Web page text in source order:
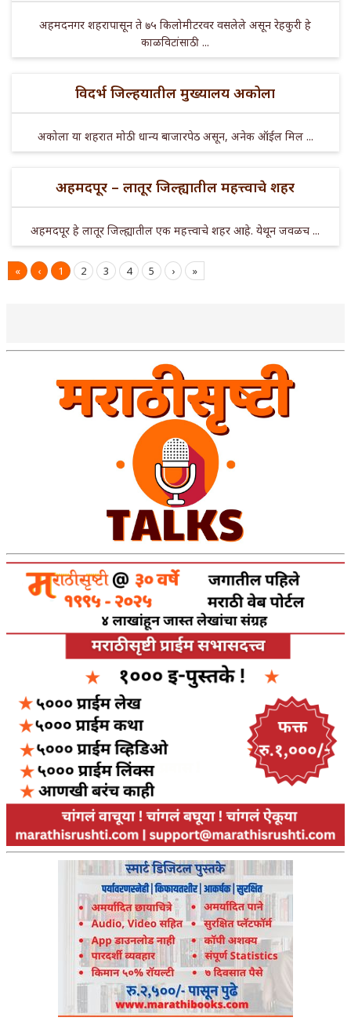
अहमदनगर शहरापासून ते ७५ किलोमीटरवर वसलेले असून रेहकुरी हे
काळविटांसाठी ...
विदर्भ जिल्हयातील मुख्यालय अकोला
अकोला या शहरात मोठी धान्य बाजारपेठ असून, अनेक ऑईल मिल ...
अहमदपूर – लातूर जिल्ह्यातील महत्त्वाचे शहर
अहमदपूर हे लातूर जिल्ह्यातील एक महत्त्वाचे शहर आहे. येथून जवळच ...
« ‹ 1 2 3 4 5 › »